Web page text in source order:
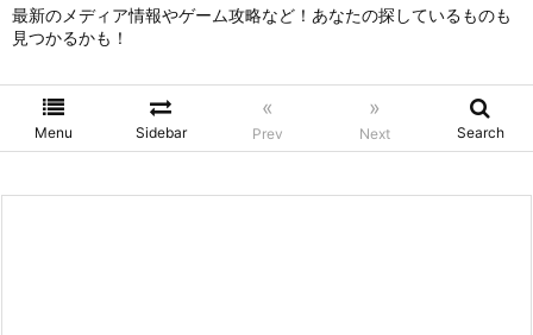
最新のメディア情報やゲーム攻略など！あなたの探しているものも
見つかるかも！
Menu Sidebar
«
Prev
»
Next Search